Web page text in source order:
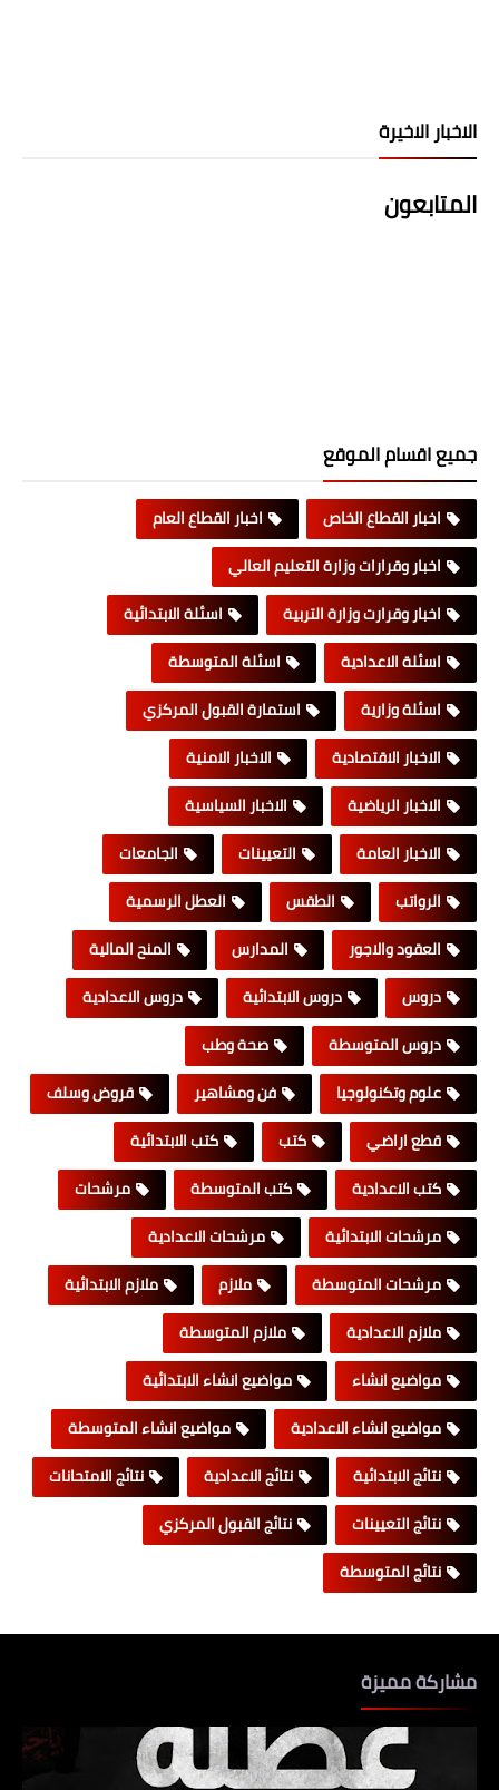
الاخبار الاخيرة
المتابعون
جميع اقسام الموقع
اخبار القطاع الخاص
اخبار القطاع العام
اخبار وقرارات وزارة التعليم العالي
اخبار وقرارت وزارة التربية
اسئلة الابتدائية
اسئلة الاعدادية
اسئلة المتوسطة
اسئلة وزارية
استمارة القبول المركزي
الاخبار الاقتصادية
الاخبار الامنية
الاخبار الرياضية
الاخبار السياسية
الاخبار العامة
التعيينات
الجامعات
الرواتب
الطقس
العطل الرسمية
العقود والاجور
المدارس
المنح المالية
دروس
دروس الابتدائية
دروس الاعدادية
دروس المتوسطة
صحة وطب
علوم وتكنولوجيا
فن ومشاهير
قروض وسلف
قطع اراضي
كتب
كتب الابتدائية
كتب الاعدادية
كتب المتوسطة
مرشحات
مرشحات الابتدائية
مرشحات الاعدادية
مرشحات المتوسطة
ملازم
ملازم الابتدائية
ملازم الاعدادية
ملازم المتوسطة
مواضيع انشاء
مواضيع انشاء الابتدائية
مواضيع انشاء الاعدادية
مواضيع انشاء المتوسطة
نتائج الابتدائية
نتائج الاعدادية
نتائج الامتحانات
نتائج التعيينات
نتائج القبول المركزي
نتائج المتوسطة
مشاركة مميزة